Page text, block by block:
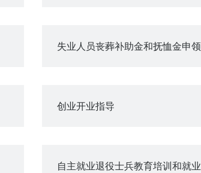
失业人员丧葬补助金和抚恤金申领
创业开业指导